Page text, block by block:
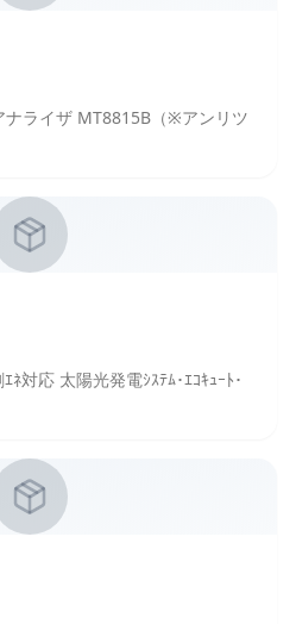
ナライザ MT8815B（※アンリツ
ﾈ対応 太陽光発電ｼｽﾃﾑ･ｴｺｷｭｰﾄ･